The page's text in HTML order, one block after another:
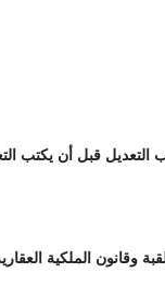
التعديل قبل أن يكتب
وقانون الملكية